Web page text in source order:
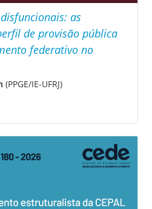
as
de provisão pública
federativo no
(PPGE/IE-UFRJ)